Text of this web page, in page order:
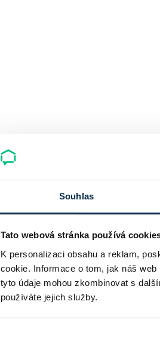
Souhlas
Tato webová stránka používá
K personalizaci obsahu a reklam,
cookie. Informace o tom, jak náš
tyto údaje mohou zkombinovat s
používáte jejich služby.